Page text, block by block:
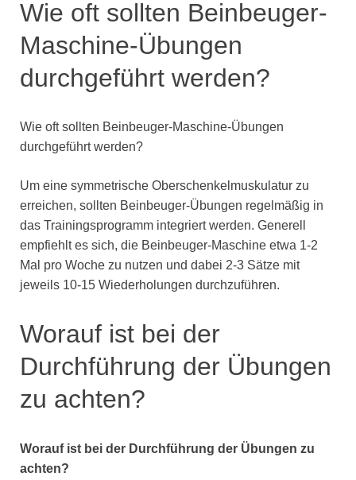
Wie oft sollten Beinbeuger-
Maschine-Übungen
durchgeführt werden?
Wie oft sollten Beinbeuger-Maschine-Übungen
durchgeführt werden?
Um eine symmetrische Oberschenkelmuskulatur zu
erreichen, sollten Beinbeuger-Übungen regelmäßig in
das Trainingsprogramm integriert werden. Generell
empfiehlt es sich, die Beinbeuger-Maschine etwa 1-2
Mal pro Woche zu nutzen und dabei 2-3 Sätze mit
jeweils 10-15 Wiederholungen durchzuführen.
Worauf ist bei der
Durchführung der Übungen
zu achten?
Worauf ist bei der Durchführung der Übungen zu
achten?